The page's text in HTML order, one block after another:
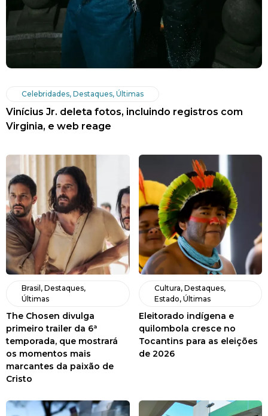
Celebridades, Destaques, Últimas
Vinícius Jr. deleta fotos, incluindo registros com
Virginia, e web reage
Brasil , Destaques,
Últimas
The Chosen divulga
primeiro trailer da 6ª
temporada, que mostrará
os momentos mais
marcantes da paixão de
Cristo
Cultura, Destaques,
Estado, Últimas
Eleitorado indígena e
quilombola cresce no
Tocantins para as eleições
de 2026